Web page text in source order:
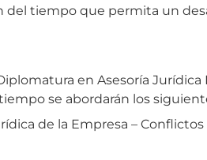
del tiempo que permita un
en Asesoría
se abordarán los
de la Empresa –